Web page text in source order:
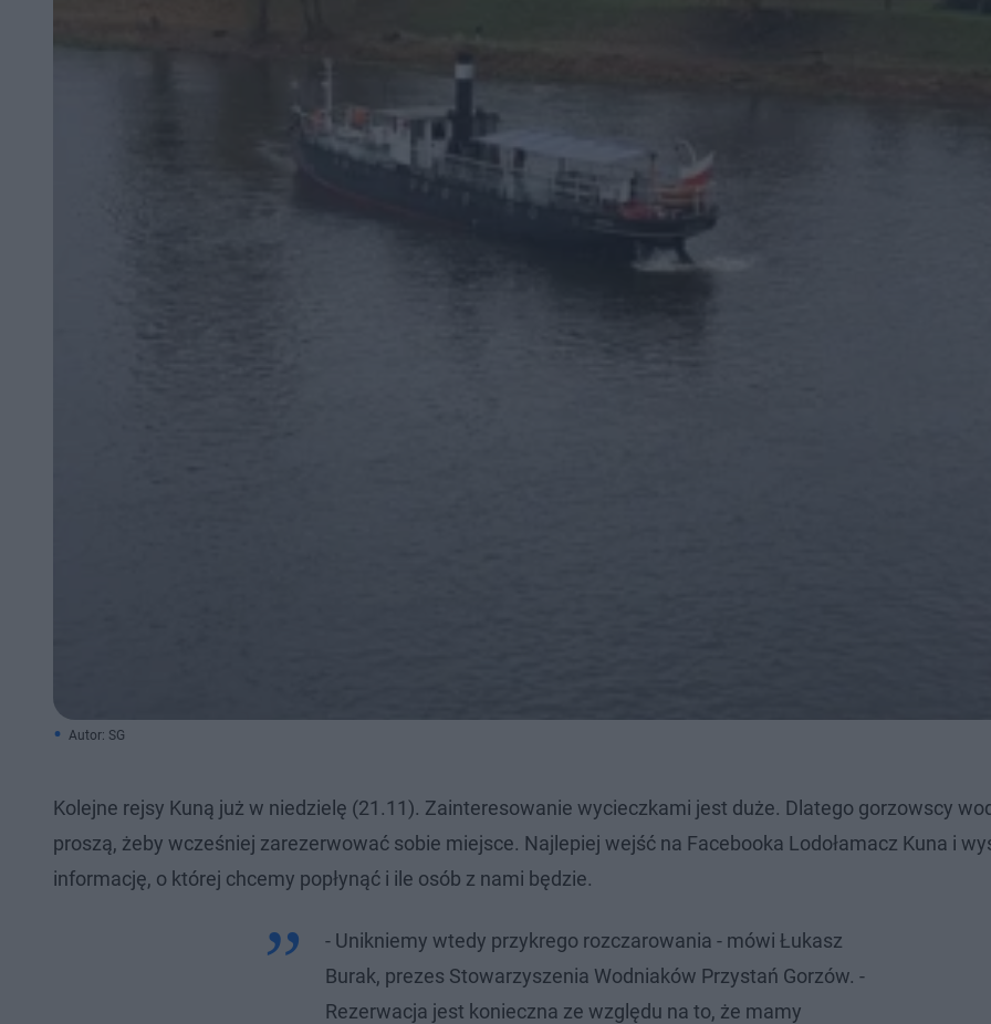
Autor: SG
Kolejne rejsy Kuną już w niedzielę (21.11). Zainteresowanie wycieczkami jest duże. Dlatego gorzowscy
proszą, żeby wcześniej zarezerwować sobie miejsce. Najlepiej wejść na Facebooka Lodołamacz Kuna i
informację, o której chcemy popłynąć i ile osób z nami będzie.
- Unikniemy wtedy przykrego rozczarowania - mówi Łukasz
Burak, prezes Stowarzyszenia Wodniaków Przystań Gorzów. -
Rezerwacja jest konieczna ze względu na to, że mamy